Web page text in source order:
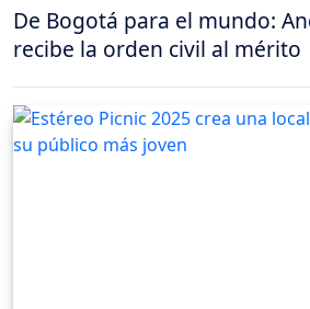
De Bogotá para el mundo:
recibe la orden civil al mérito